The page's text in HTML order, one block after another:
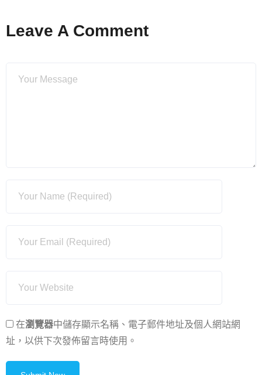
Leave A Comment
在瀏覽器中儲存顯示名稱、電子郵件地址及個人網站網
址，以供下次發佈留言時使用。